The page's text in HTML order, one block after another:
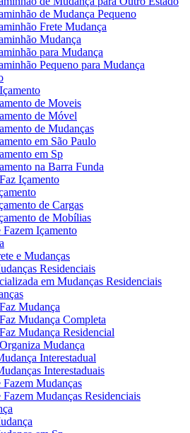
de Mudança Pequeno
Frete Mudança
Mudança
para Mudança
Pequeno para Mudança
de Moveis
de Móvel
de Mudanças
em São Paulo
em Sp
na Barra Funda
Içamento
de Cargas
de Mobílias
Fazem Içamento
e Mudanças
Residenciais
em Mudanças Residenciais
Mudança
Mudança Completa
Mudança Residencial
Mudança
Interestadual
Interestaduais
Fazem Mudanças
Fazem Mudanças Residenciais